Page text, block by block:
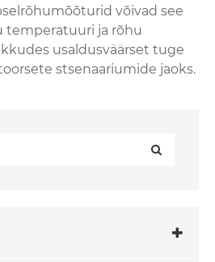
võivad see
temperatuuri ja rõhu
usaldusväärset tuge
stsenaariumide jaoks.